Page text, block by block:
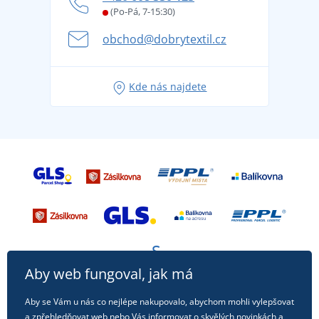
Věrnostní program BONTIS +
Letní dobrodružství začíná balením aneb připravte
se na dovolenou bez starostí
(Po-Pá, 7-15:30)
obchod@dobrytextil.cz
Kde nás najdete
Aby web fungoval, jak má
Aby se Vám u nás co nejlépe nakupovalo, abychom mohli vylepšovat
a zpřehledňovat web nebo Vás informovat o skvělých novinkách a